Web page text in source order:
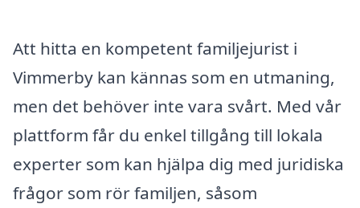
Att hitta en kompetent familjejurist i
Vimmerby kan kännas som en utmaning,
men det behöver inte vara svårt. Med vår
plattform får du enkel tillgång till lokala
experter som kan hjälpa dig med juridiska
frågor som rör familjen, såsom